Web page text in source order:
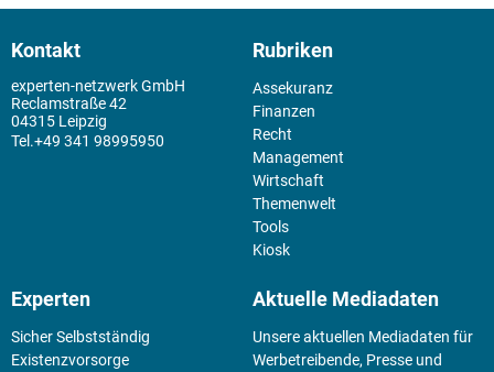
Kontakt
experten-netzwerk GmbH
Reclamstraße 42
04315 Leipzig
+49 341 98995950
Rubriken
Assekuranz
Finanzen
Recht
Management
Wirtschaft
Themenwelt
Tools
Kiosk
Experten
Sicher Selbstständig
Existenz­vorsorge
Aktuelle Mediadaten
Unsere aktuellen Mediadaten für
Werbetreibende, Presse und